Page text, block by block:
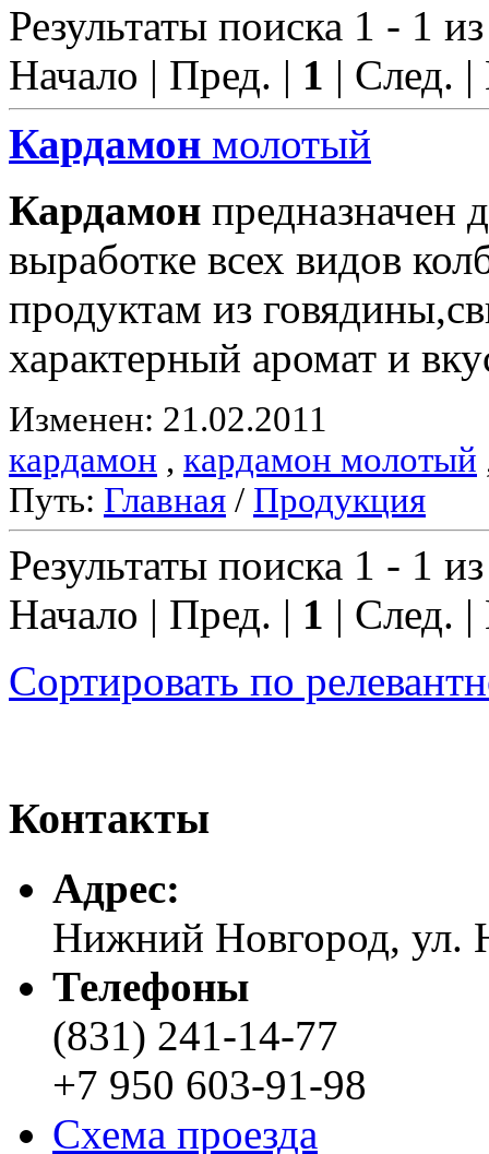
Результаты поиска 1 - 1
Начало | Пред. | 1 | След.
Кардамон молотый
Кардамон предназначен
выработке всех видов
продуктам из
характерный аромат и
Изменен: 21.02.2011
кардамон , кардамон молотый
Путь: Главная / Продукция
Результаты поиска 1 - 1
Начало | Пред. | 1 | След.
Сортировать по
Контакты
Адреc:
Нижний Новгород, ул.
Телефоны
(831) 241-14-77
+7 950 603-91-98
Схема проезда